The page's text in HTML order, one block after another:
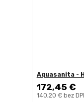
Aquasanita -
172,45 €
140,20 € bez